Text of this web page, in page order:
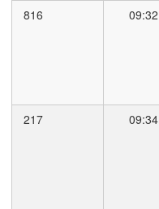
816 09:32
217 09:34